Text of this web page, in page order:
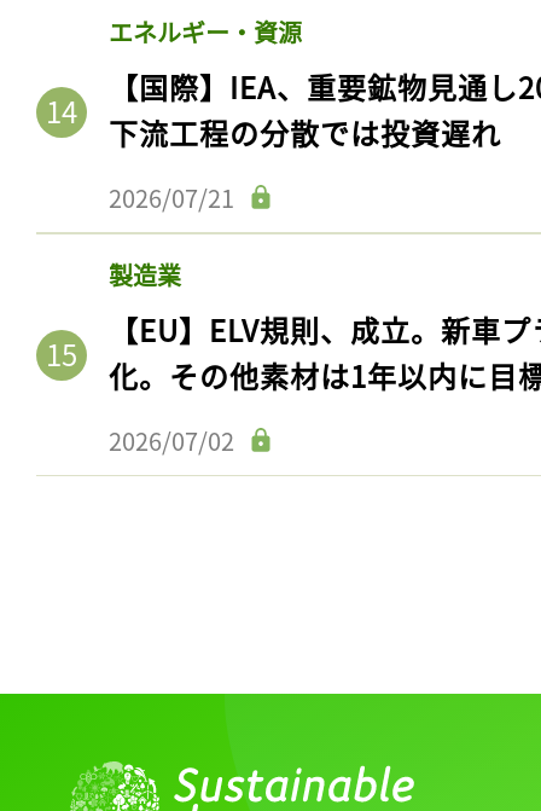
エネルギー・資源
【国際】IEA、重要鉱物見通
下流工程の分散では投資遅れ
2026/07/21
製造業
【EU】ELV規則、成立。新車
化。その他素材は1年以内に目
2026/07/02